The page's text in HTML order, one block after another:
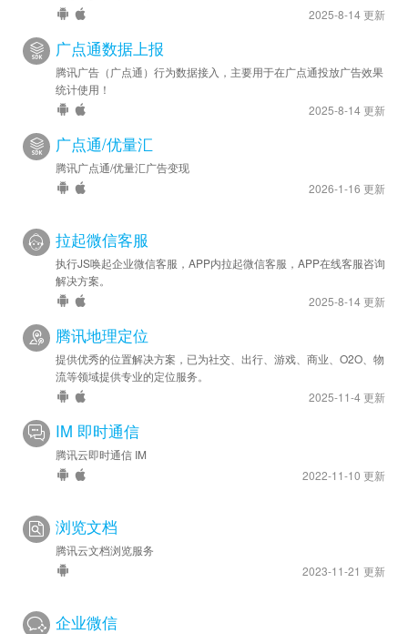
2025-8-14 更新
广点通数据上报
腾讯广告（广点通）行为数据接入，主要用于在广点通投放广告效果
统计使用！
2025-8-14 更新
广点通/优量汇
腾讯广点通/优量汇广告变现
2026-1-16 更新
拉起微信客服
执行JS唤起企业微信客服，APP内拉起微信客服，APP在线客服咨询
解决方案。
2025-8-14 更新
腾讯地理定位
提供优秀的位置解决方案，已为社交、出行、游戏、商业、O2O、物
流等领域提供专业的定位服务。
2025-11-4 更新
IM 即时通信
腾讯云即时通信 IM
2022-11-10 更新
浏览文档
腾讯云文档浏览服务
2023-11-21 更新
企业微信